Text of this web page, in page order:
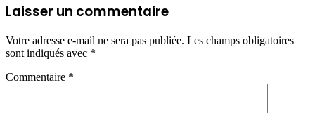
Laisser un commentaire
Votre adresse e-mail ne sera pas publiée. Les champs obligatoires
sont indiqués avec *
Commentaire *